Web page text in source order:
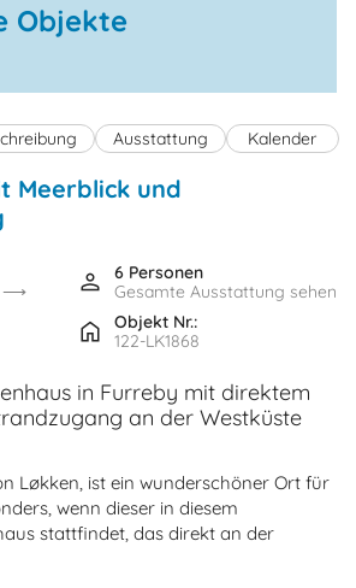
Objekte
Ausstattung Kalender
Meerblick und
6 Personen
Gesamte Ausstattung sehen
Objekt Nr.:
122-LK1868
in Furreby mit direktem
an der Westküste
Løkken, ist ein wunderschöner Ort für
wenn dieser in diesem
stattfindet, das direkt an der